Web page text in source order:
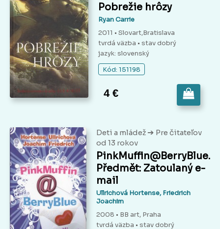
Pobrežie hrôzy
Ryan Carrie
2011 • Slovart,Bratislava
tvrdá väzba • stav dobrý
jazyk: slovenský
Kód: 151198
4 €
Deti a mládež ➔ Pre čitateľov
od 13 rokov
PinkMuffin@BerryBlue.
Předmět: Zatoulaný e-
mail
Ullrichová Hortense, Friedrich
Joachim
2008 • BB art, Praha
tvrdá väzba • stav dobrý